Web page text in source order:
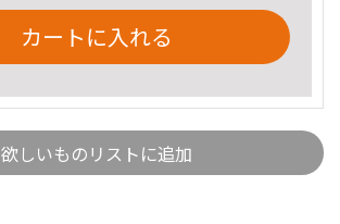
カートに入れる
欲しいものリストに追加